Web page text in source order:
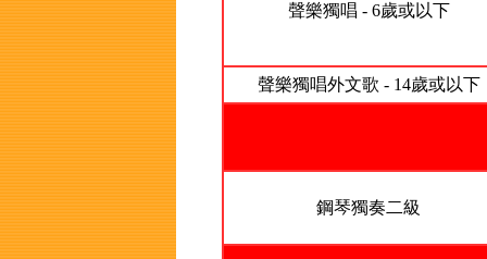
聲樂獨唱 - 6歲或以下
聲樂獨唱外文歌 - 14歲或以下
鋼琴獨奏二級